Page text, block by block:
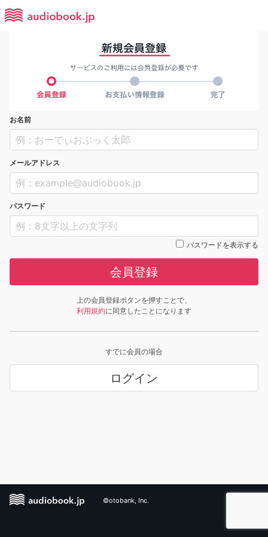
お名前
メールアドレス
パスワード
パスワードを表示する
会員登録
上の会員登録ボタンを押すことで、
利用規約に同意したことになります
すでに会員の場合
ログイン
©otobank, Inc.